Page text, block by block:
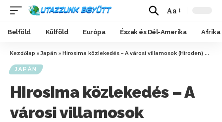
Aa
Belföld Külföld Európa Észak és Dél-Amerika Afrika
Kezdőlap »Japán » Hirosima közlekedés – A városi villamosok (Hiroden) hálózata
JAPÁN
Hirosima közlekedés – A
városi villamosok